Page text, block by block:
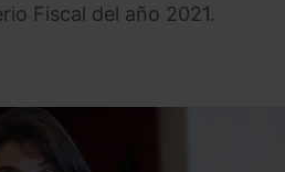
Fiscal del año 2021.